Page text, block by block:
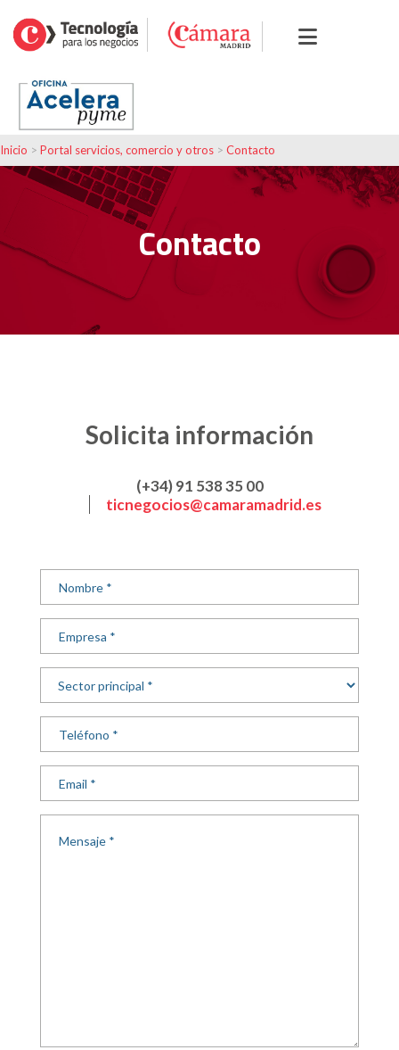
Inicio > Portal servicios, comercio y otros > Contacto
Contacto
Solicita información
(+34) 91 538 35 00
ticnegocios@camaramadrid.es